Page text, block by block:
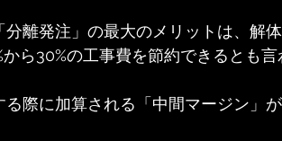
離発注」の最大のメリットは、解
ら30%の工事費を節約できるとも言
際に加算される「中間マージン」が